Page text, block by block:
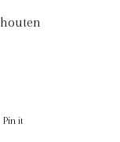
Pin it